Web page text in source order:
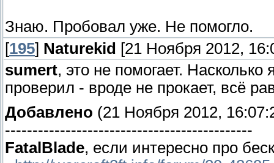
Знаю. Пробовал уже. Не помогло.
[195] Naturekid [21 Ноября 2012,
sumert, это не помогает.
проверил - вроде не прокает, всё
Добавлено (21 Ноября 2012,
---------------------------------------------
FatalBlade, если интересно про